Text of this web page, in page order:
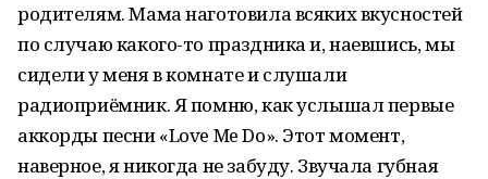
родителям. Мама наготовила всяких вкусностей
по случаю какого-то праздника и, наевшись, мы
сидели у меня в комнате и слушали
радиоприёмник. Я помню, как услышал первые
аккорды песни «Love Me Do». Этот момент,
наверное, я никогда не забуду. Звучала губная